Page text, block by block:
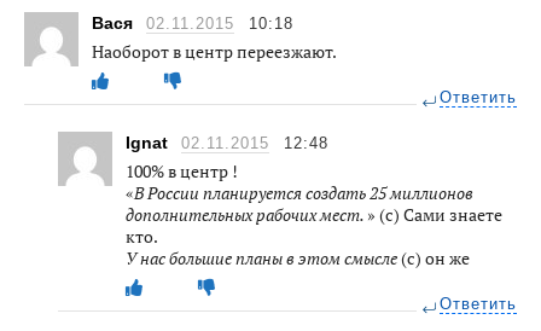
Вася 02.11.2015 10:18
Наоборот в центр переезжают.
Ответить
Ignat 02.11.2015 12:48
100% в центр !
«В России планируется создать 25 миллионов
дополнительных рабочих мест. » (с) Сами знаете
кто.
У нас большие планы в этом смысле(с) он же
Ответить